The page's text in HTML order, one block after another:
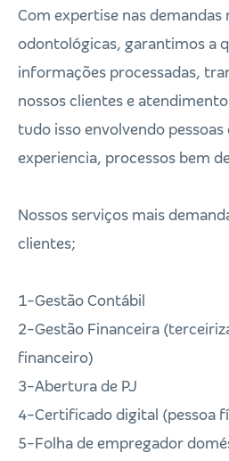
Com expertise nas demandas
odontológicas, garantimos a
informações processadas,
nossos clientes e
tudo isso envolvendo
experiencia, processos bem
Nossos serviços mais
clientes;
1-Gestão Contábil
2-Gestão Financeira
financeiro)
3-Abertura de PJ
4-Certificado digital (pessoa
5-Folha de empregador